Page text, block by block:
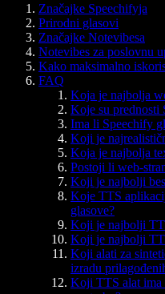
Značajke Speechifyja
Prirodni glasovi
Značajke Notevibesa
Notevibes za poslovnu
Kako maksimalno
FAQ
Koja je najbolja
Koje su prednosti
Ima li Speechify
Koji je
Koja je najbolja
Postoji li web-
Koji je najbolji
Koje TTS
glasove?
Koji je najbolji
Koji je najbolji
Koji alati za
izradu
Koji TTS alat ima